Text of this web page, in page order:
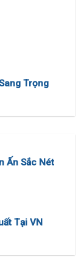
Trọng
Ấn Sắc Nét
Tại VN